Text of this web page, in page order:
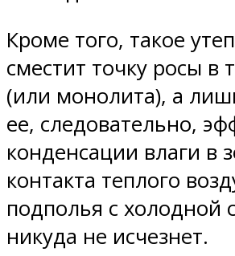
Кроме того, такое
сместит точку росы в
(или монолита), а
ее, следовательно,
конденсации влаги в
контакта теплого
подполья с холодной
никуда не исчезнет.